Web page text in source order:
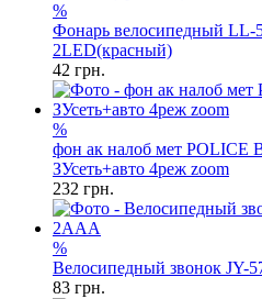
%
Фонарь велосипедный LL-
2LED(красный)
42 грн.
%
фон ак налоб мет POLICE
ЗУсеть+авто 4реж zoom
232 грн.
%
Велосипедный звонок JY-
83 грн.